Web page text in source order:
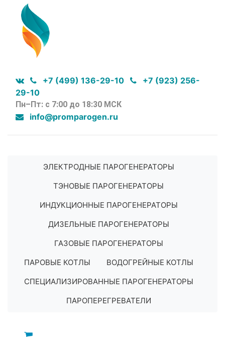
+7 (499) 136-29-10
+7 (923) 256-
29-10
Пн–Пт: с 7:00 до 18:30 МСК
info@promparogen.ru
ЭЛЕКТРОДНЫЕ ПАРОГЕНЕРАТОРЫ
ТЭНОВЫЕ ПАРОГЕНЕРАТОРЫ
ИНДУКЦИОННЫЕ ПАРОГЕНЕРАТОРЫ
ДИЗЕЛЬНЫЕ ПАРОГЕНЕРАТОРЫ
ГАЗОВЫЕ ПАРОГЕНЕРАТОРЫ
ПАРОВЫЕ КОТЛЫ
ВОДОГРЕЙНЫЕ КОТЛЫ
СПЕЦИАЛИЗИРОВАННЫЕ ПАРОГЕНЕРАТОРЫ
ПАРОПЕРЕГРЕВАТЕЛИ